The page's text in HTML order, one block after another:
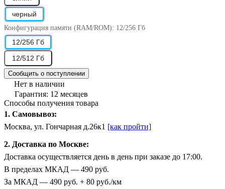
черный
Конфигурация памяти (RAM/ROM): 12/256 Гб
12/256 Гб
12/512 Гб
Сообщить о поступлении
Нет в наличии
Гарантия: 12 месяцев
Способы получения товара
1. Самовывоз:
Москва, ул. Гончарная д.26к1 [как пройти]
2. Доставка по Москве:
Доставка осуществляется день в день при заказе до 17:00.
В пределах МКАД — 490 руб.
За МКАД — 490 руб. + 80 руб./км